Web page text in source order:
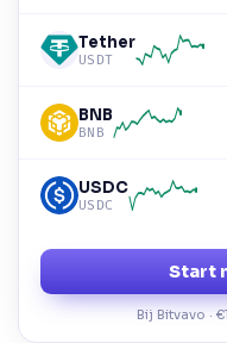
Tether
USDT
BNB
BNB
USDC
USDC
Start
Bij Bitvavo ·